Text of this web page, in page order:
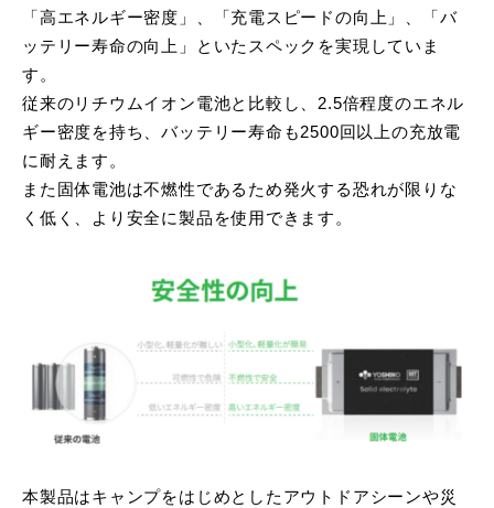
「高エネルギー密度」、「充電スピードの向上」、「バ
ッテリー寿命の向上」といたスペックを実現していま
す。
従来のリチウムイオン電池と比較し、2.5倍程度のエネル
ギー密度を持ち、バッテリー寿命も2500回以上の充放電
に耐えます。
また固体電池は不燃性であるため発火する恐れが限りな
く低く、より安全に製品を使用できます。
本製品はキャンプをはじめとしたアウトドアシーンや災